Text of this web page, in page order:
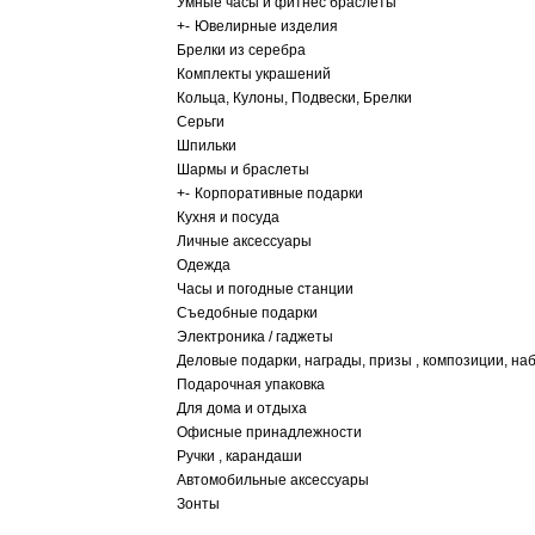
+- Ювелирные изделия
Брелки из серебра
Комплекты украшений
Кольца, Кулоны, Подвески, Брелки
Серьги
Шпильки
Шармы и браслеты
+- Корпоративные подарки
Кухня и посуда
Личные аксессуары
Одежда
Часы и погодные станции
Съедобные подарки
Электроника / гаджеты
Деловые подарки, награды, призы , композиции,
Подарочная упаковка
Для дома и отдыха
Офисные принадлежности
Ручки , карандаши
Автомобильные аксессуары
Зонты